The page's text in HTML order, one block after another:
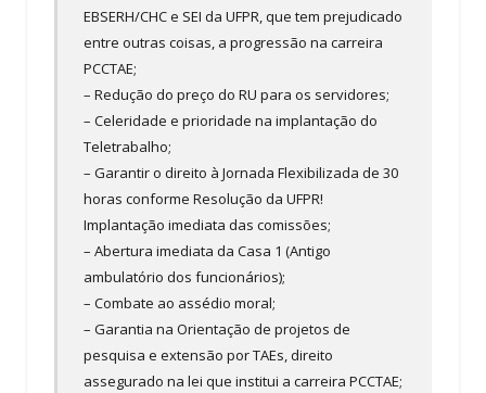
EBSERH/CHC e SEI da UFPR, que tem prejudicado
entre outras coisas, a progressão na carreira
PCCTAE;
– Redução do preço do RU para os servidores;
– Celeridade e prioridade na implantação do
Teletrabalho;
– Garantir o direito à Jornada Flexibilizada de 30
horas conforme Resolução da UFPR!
Implantação imediata das comissões;
– Abertura imediata da Casa 1 (Antigo
ambulatório dos funcionários);
– Combate ao assédio moral;
– Garantia na Orientação de projetos de
pesquisa e extensão por TAEs, direito
assegurado na lei que institui a carreira PCCTAE;